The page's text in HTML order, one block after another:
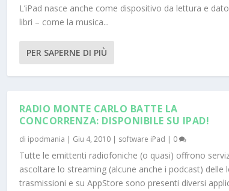
L’iPad nasce anche come dispositivo da lettura e
libri – come la musica...
PER SAPERNE DI PIÙ
RADIO MONTE CARLO BATTE LA
CONCORRENZA: DISPONIBILE SU IPAD!
di ipodmania | Giu 4, 2010| software iPad | 0
Tutte le emittenti radiofoniche (o quasi) offrono
ascoltare lo streaming (alcune anche i podcast) delle
trasmissioni e su AppStore sono presenti diversi